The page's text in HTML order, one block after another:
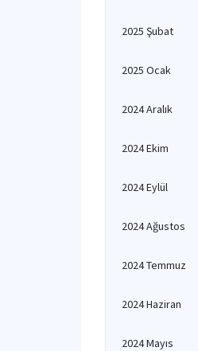
2025 Şubat
2025 Ocak
2024 Aralık
2024 Ekim
2024 Eylül
2024 Ağustos
2024 Temmuz
2024 Haziran
2024 Mayıs